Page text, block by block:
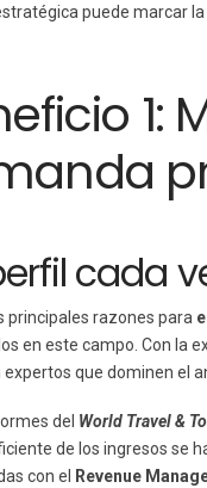
puede marcar la
1:
cada
principales razones para
en este campo. Con la
que dominen el
del World Travel &
de los ingresos se
con el
Revenue